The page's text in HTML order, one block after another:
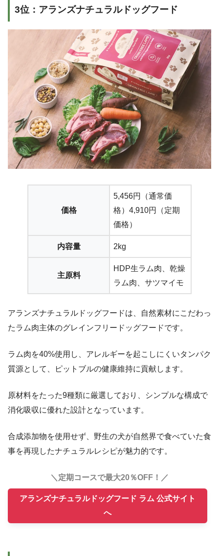
3位：アランズナチュラルドッグフード
価格
5,456円（通常価
格）4,910円（定期
価格）
内容量 2kg
主原料
HDP生ラム肉、乾燥
ラム肉、サツマイモ
アランズナチュラルドッグフードは、自然素材にこだわっ
たラム肉主体のグレインフリードッグフードです。
ラム肉を40%使用し、アレルギーを起こしにくいタンパク
質源として、ピットブルの健康維持に貢献します。
原材料をたった9種類に厳選しており、シンプルな構成で
消化吸収に優れた設計となっています。
合成添加物を使用せず、野生の犬が自然界で食べていた食
事を再現したナチュラルレシピが魅力的です。
＼定期コースで最大20％OFF！／
アランズナチュラルドッグフード ラム 公式サイト
へ